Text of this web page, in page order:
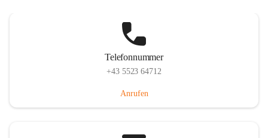
Telefonnummer
+43 5523 64712
Anrufen